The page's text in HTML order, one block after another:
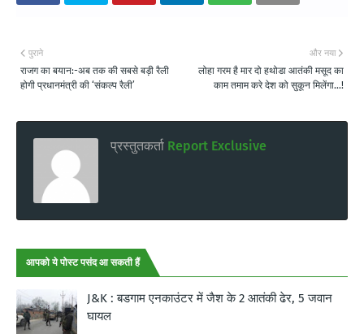
और नया
लोहा गरम है मार दो हथोडा आतंकी मसूद का
काम तमाम करे देश को सुकून मिलेंगा…!
पुराने
राजग का बयान:-अब तक की सबसे बड़ी रैली
होगी प्रधानमंत्री की ‘संकल्प रैली’
प्रस्तुतकर्ता Report Exclusive
आपको ये पोस्ट पसंद आ सकती हैं
J&K : बडगाम एनकाउंटर में जैश के 2 आतंकी ढेर, 5 जवान
घायल